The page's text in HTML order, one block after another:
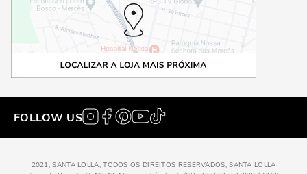
FOLLOW US
2021, SANTA LOLLA, TODOS OS DIREITOS RESERVADOS, SANTA LOLLA